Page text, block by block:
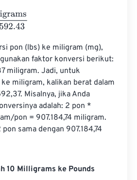
453592.43
pon (lbs) ke miligram (mg),
faktor konversi berikut:
miligram. Jadi, untuk
miligram, kalikan berat dalam
Misalnya, jika Anda
adalah: 2 pon *
pon = 907.184,74 miligram.
sama dengan 907.184,74
10 Milligrams ke Pounds